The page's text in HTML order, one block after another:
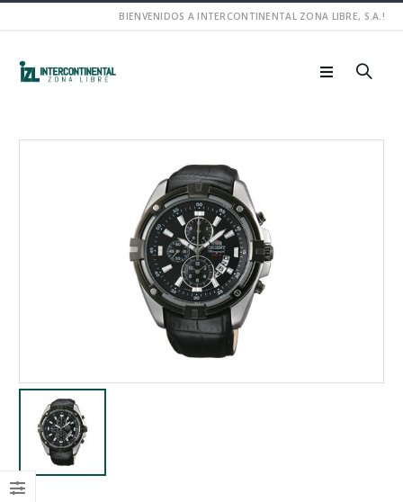
BIENVENIDOS A INTERCONTINENTAL ZONA LIBRE, S.A.!